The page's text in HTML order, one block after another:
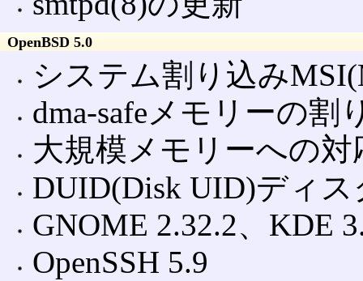
OpenBSD 5.0
システム割り込み
dma-safeメモリーの
大規模メモリーへの対
DUID(Disk UID)ディ
GNOME 2.32.2、KDE
OpenSSH 5.9